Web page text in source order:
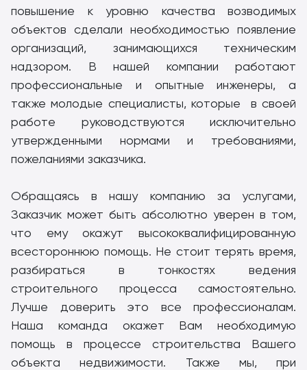
повышение к уровню качества возводимых
объектов сделали необходимостью появление
организаций, занимающихся техническим
надзором. В нашей компании работают
профессиональные и опытные инженеры, а
также молодые специалисты, которые в своей
работе руководствуются исключительно
утвержденными нормами и требованиями,
пожеланиями заказчика.
Обращаясь в нашу компанию за услугами,
Заказчик может быть абсолютно уверен в том,
что ему окажут высококвалифицированную
всестороннюю помощь. Не стоит терять время,
разбираться в тонкостях ведения
строительного процесса самостоятельно.
Лучше доверить это все профессионалам.
Наша команда окажет Вам необходимую
помощь в процессе строительства Вашего
объекта недвижимости. Также мы, при